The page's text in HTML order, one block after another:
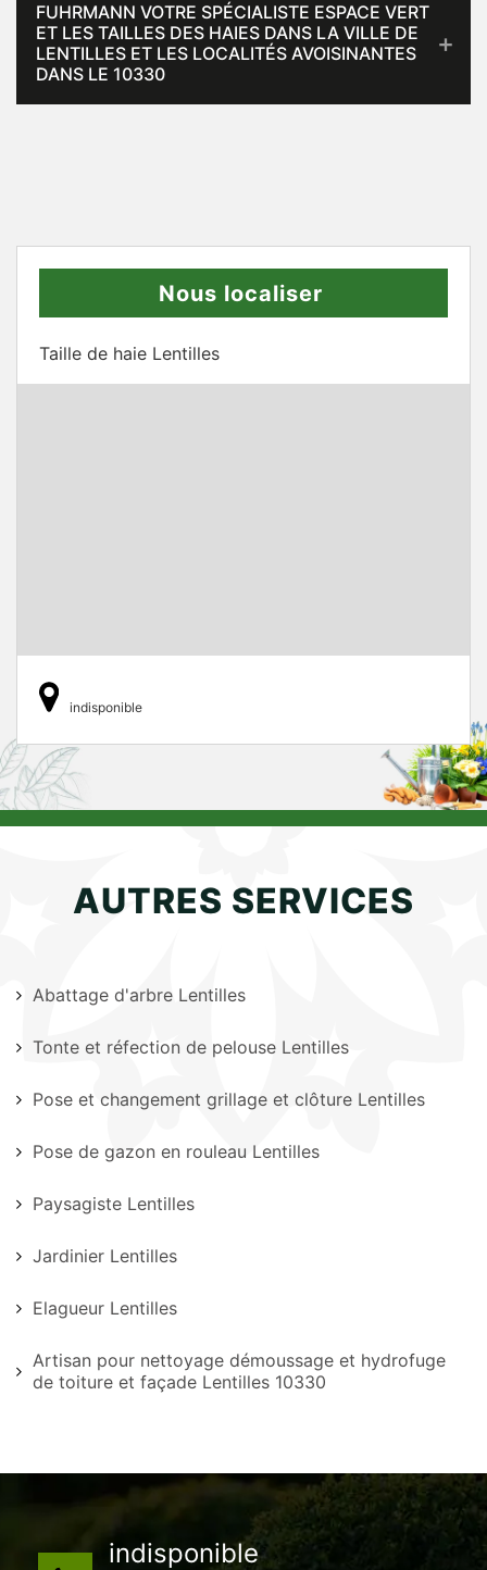
FUHRMANN VOTRE SPÉCIALISTE ESPACE VERT
ET LES TAILLES DES HAIES DANS LA VILLE DE
LENTILLES ET LES LOCALITÉS AVOISINANTES
DANS LE 10330
Nous localiser
Taille de haie Lentilles
indisponible
AUTRES SERVICES
Abattage d'arbre Lentilles
Tonte et réfection de pelouse Lentilles
Pose et changement grillage et clôture Lentilles
Pose de gazon en rouleau Lentilles
Paysagiste Lentilles
Jardinier Lentilles
Elagueur Lentilles
Artisan pour nettoyage démoussage et hydrofuge
de toiture et façade Lentilles 10330
indisponible